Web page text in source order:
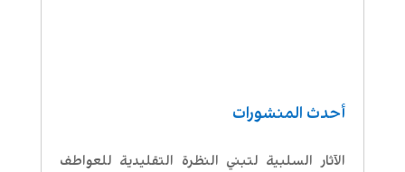
أحدث المنشورات
الآثار السلبية لتبني النظرة التقليدية للعواطف